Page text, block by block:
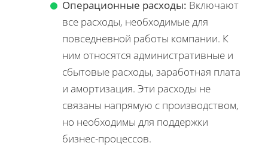
Операционные расходы: Включают
все расходы, необходимые для
повседневной работы компании. К
ним относятся административные и
сбытовые расходы, заработная плата
и амортизация. Эти расходы не
связаны напрямую с производством,
но необходимы для поддержки
бизнес-процессов.